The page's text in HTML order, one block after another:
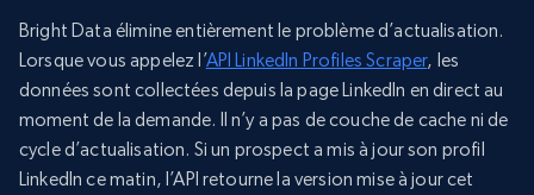
Bright Data élimine entièrement le problème d’actualisation.
Lorsque vous appelez l’API LinkedIn Profiles Scraper, les
données sont collectées depuis la page LinkedIn en direct au
moment de la demande. Il n’y a pas de couche de cache ni de
cycle d’actualisation. Si un prospect a mis à jour son profil
LinkedIn ce matin, l’API retourne la version mise à jour cet